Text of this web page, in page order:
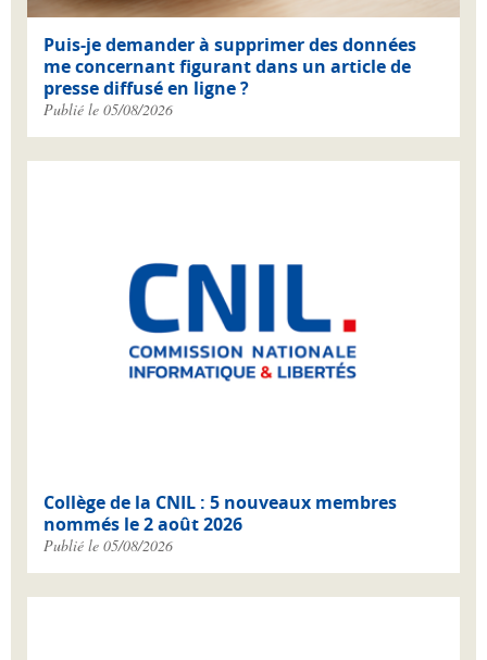
Puis-je demander à supprimer des données
me concernant figurant dans un article de
presse diffusé en ligne ?
Publié le 05/08/2026
Collège de la CNIL : 5 nouveaux membres
nommés le 2 août 2026
Publié le 05/08/2026